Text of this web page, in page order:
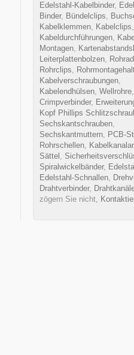
Edelstahl-Kabelbinder,
Binder, Bündelclips,
Kabelklemmen, Kabelclips,
Kabeldurchführungen,
Montagen,
Leiterplattenbolzen,
Rohrclips,
Kabelverschraubungen,
Kabelendhülsen, Wellrohre,
Crimpverbinder,
Kopf Phillips
Sechskantschrauben,
Sechskantmuttern, PCB-
Rohrschellen,
Sättel ,
Spiralwickelbänder,
Edelstahl-Schnallen,
Drahtverbinder,
zögern Sie nicht,